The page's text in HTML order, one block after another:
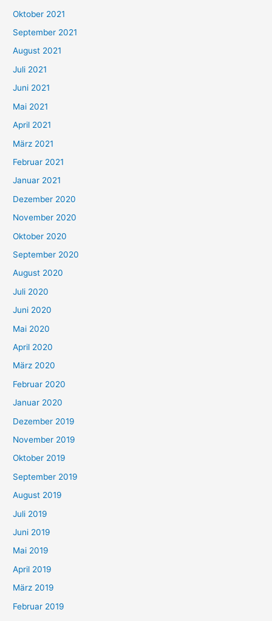
n
n
a
c
h
:
Oktober 2021
September 2021
August 2021
Juli 2021
Juni 2021
Mai 2021
April 2021
März 2021
Februar 2021
Januar 2021
Dezember 2020
November 2020
Oktober 2020
September 2020
August 2020
Juli 2020
Juni 2020
Mai 2020
April 2020
März 2020
Februar 2020
Januar 2020
Dezember 2019
November 2019
Oktober 2019
September 2019
August 2019
Juli 2019
Juni 2019
Mai 2019
April 2019
März 2019
Februar 2019